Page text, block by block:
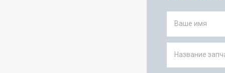
Ваше имя
Название